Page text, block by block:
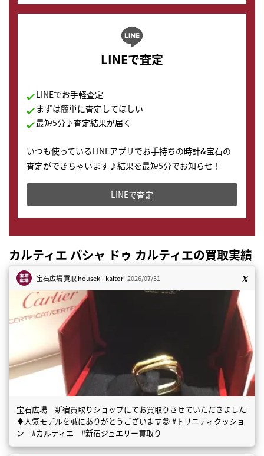
LINEで査定
LINEでお手軽査定
まずは簡単に査定してほしい
最短5分♪査定結果が届く
いつも使っているLINEアプリでお手持ちの時計&宝石の
査定ができちゃいます♪結果を最短5分でお知らせ！
どこからでもすぐに査定金額を知ることが出来ます。
LINEで査定
カルティエ パシャ ドゥ カルティエの買取実績
宝石広場 買取houseki_kaitori 2026/07/31
宝石広場 新宿買取りショップにてお買取りさせていただきました
♦️人気モデルを誠にありがとうございます😊 #トリニティクッショ
ン #カルティエ #新宿ジュエリー買取り